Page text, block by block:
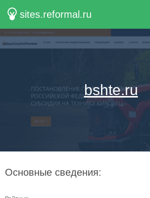
sites.reformal.ru
bshte.ru
Основные сведения: